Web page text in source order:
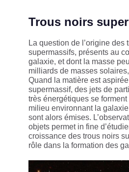
Trous noirs
La question de l’origine des
supermassifs, présents au
galaxie, et dont la masse
milliards de masses
Quand la matière est
supermassif, des jets de
très énergétiques se
milieu environnant la
sont alors émises.
objets permet in fine
croissance des trous noirs
rôle dans la formation des